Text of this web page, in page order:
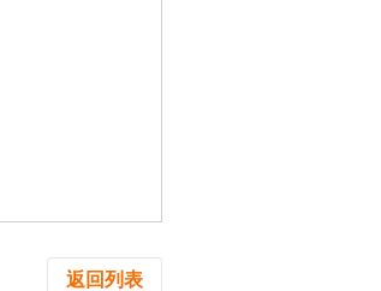
返回列表